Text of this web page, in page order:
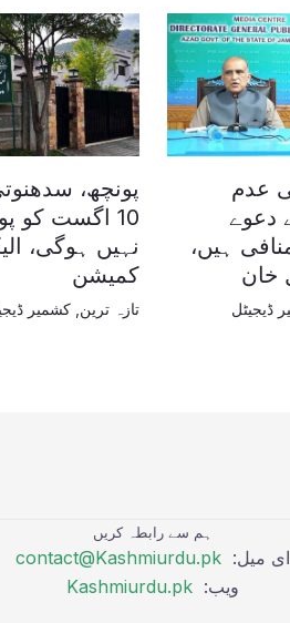
24 کی عدم
دعوے
ہیں،
خان
ڈیجیٹل
پونچھ،
10 اگست کو
نہیں ہوگی،
کمیشن
تازہ ترین ,کشمیر
ہم سے رابطہ کریں
ای میل: contact@Kashmiurdu.pk
ویب: Kashmiurdu.pk